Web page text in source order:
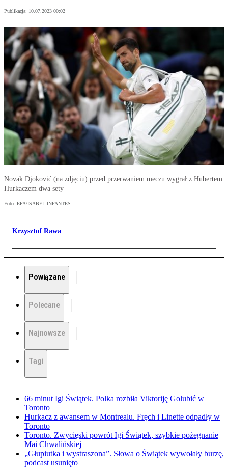
Publikacja: 10.07.2023 00:02
Novak Djoković (na zdjęciu) przed przerwaniem meczu wygrał z Hubertem
Hurkaczem dwa sety
Foto: EPA/ISABEL INFANTES
Krzysztof Rawa
Powiązane
Polecane
Najnowsze
Tagi
66 minut Igi Świątek. Polka rozbiła Viktoriję Golubić w
Toronto
Hurkacz z awansem w Montrealu. Fręch i Linette odpadły w
Toronto
Toronto. Zwycięski powrót Igi Świątek, szybkie pożegnanie
Mai Chwalińskiej
„Głupiutka i wystraszona”. Słowa o Świątek wywołały burzę,
podcast usunięto